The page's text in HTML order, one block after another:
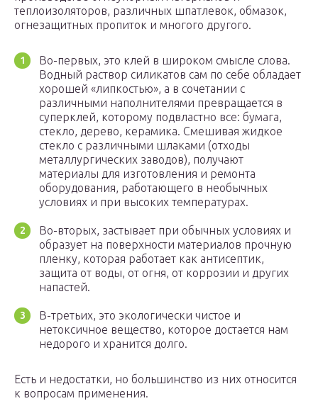
теплоизоляторов, различных шпатлевок, обмазок,
огнезащитных пропиток и многого другого.
Во-первых, это клей в широком смысле слова.
Водный раствор силикатов сам по себе обладает
хорошей «липкостью», а в сочетании с
различными наполнителями превращается в
суперклей, которому подвластно все: бумага,
стекло, дерево, керамика. Смешивая жидкое
стекло с различными шлаками (отходы
металлургических заводов), получают
материалы для изготовления и ремонта
оборудования, работающего в необычных
условиях и при высоких температурах.
Во-вторых, застывает при обычных условиях и
образует на поверхности материалов прочную
пленку, которая работает как антисептик,
защита от воды, от огня, от коррозии и других
напастей.
В-третьих, это экологически чистое и
нетоксичное вещество, которое достается нам
недорого и хранится долго.
Есть и недостатки, но большинство из них относится
к вопросам применения.